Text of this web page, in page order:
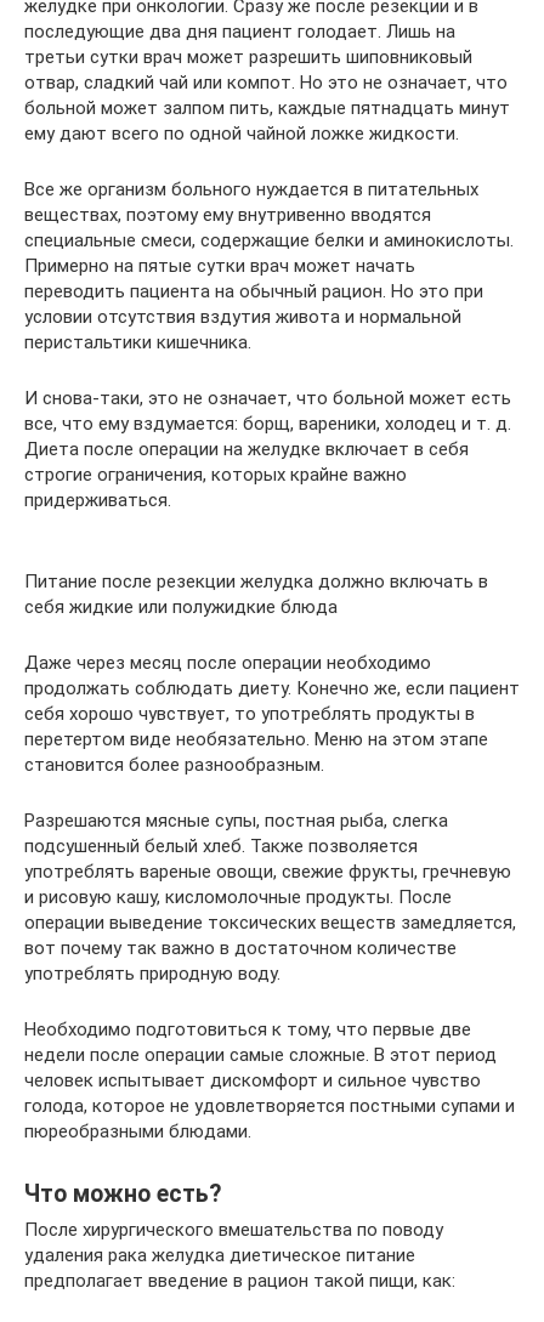
желудке при онкологии. Сразу же после резекции и в
последующие два дня пациент голодает. Лишь на
третьи сутки врач может разрешить шиповниковый
отвар, сладкий чай или компот. Но это не означает, что
больной может залпом пить, каждые пятнадцать минут
ему дают всего по одной чайной ложке жидкости.
Все же организм больного нуждается в питательных
веществах, поэтому ему внутривенно вводятся
специальные смеси, содержащие белки и аминокислоты.
Примерно на пятые сутки врач может начать
переводить пациента на обычный рацион. Но это при
условии отсутствия вздутия живота и нормальной
перистальтики кишечника.
И снова-таки, это не означает, что больной может есть
все, что ему вздумается: борщ, вареники, холодец и т. д.
Диета после операции на желудке включает в себя
строгие ограничения, которых крайне важно
придерживаться.
Питание после резекции желудка должно включать в
себя жидкие или полужидкие блюда
Даже через месяц после операции необходимо
продолжать соблюдать диету. Конечно же, если пациент
себя хорошо чувствует, то употреблять продукты в
перетертом виде необязательно. Меню на этом этапе
становится более разнообразным.
Разрешаются мясные супы, постная рыба, слегка
подсушенный белый хлеб. Также позволяется
употреблять вареные овощи, свежие фрукты, гречневую
и рисовую кашу, кисломолочные продукты. После
операции выведение токсических веществ замедляется,
вот почему так важно в достаточном количестве
употреблять природную воду.
Необходимо подготовиться к тому, что первые две
недели после операции самые сложные. В этот период
человек испытывает дискомфорт и сильное чувство
голода, которое не удовлетворяется постными супами и
пюреобразными блюдами.
Что можно есть?
После хирургического вмешательства по поводу
удаления рака желудка диетическое питание
предполагает введение в рацион такой пищи, как: